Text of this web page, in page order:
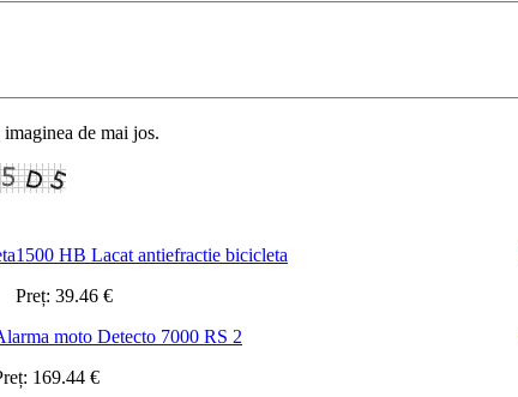
de mai jos.
1500 HB Lacat antiefractie bicicleta
Preț: 39.46 €
moto Detecto 7000 RS 2
169.44 €